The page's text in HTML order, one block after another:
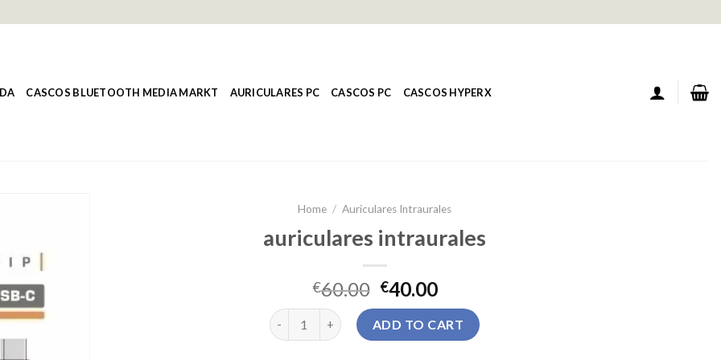
CASCOS BLUETOOTH MEDIA MARKT AURICULARES PC CASCOS PC CASCOS HYPERX
Home / Auriculares Intraurales
auriculares intraurales
€60.00 €40.00
auriculares intraurales quantity
ADD TO CART